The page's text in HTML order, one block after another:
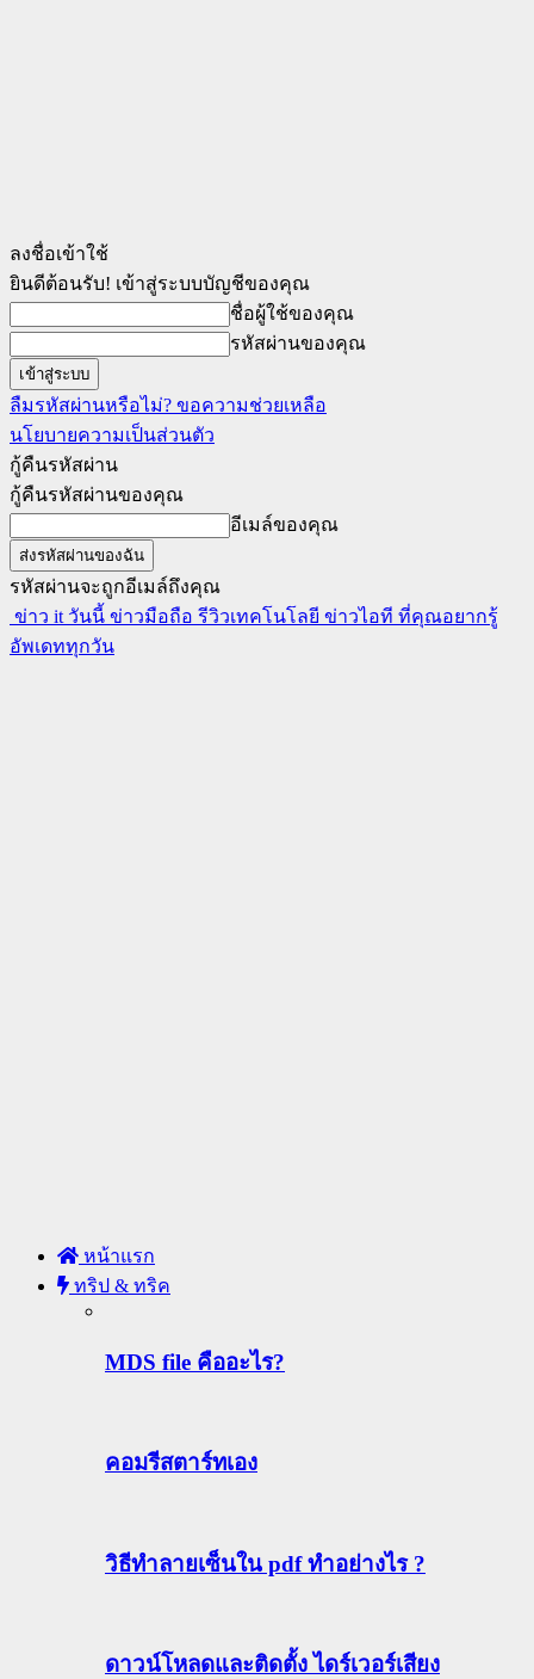
ลงชื่อเข้าใช้
ยินดีต้อนรับ! เข้าสู่ระบบบัญชีของคุณ
ชื่อผู้ใช้ของคุณ
รหัสผ่านของคุณ
ลืมรหัสผ่านหรือไม่? ขอความช่วยเหลือ
นโยบายความเป็นส่วนตัว
กู้คืนรหัสผ่าน
กู้คืนรหัสผ่านของคุณ
อีเมล์ของคุณ
รหัสผ่านจะถูกอีเมล์ถึงคุณ
ข่าว it วันนี้ ข่าวมือถือ รีวิวเทคโนโลยี ข่าวไอที ที่คุณอยากรู้
อัพเดททุกวัน
หน้าแรก
ทริป & ทริค
MDS file คืออะไร?
คอมรีสตาร์ทเอง
วิธีทําลายเซ็นใน pdf ทำอย่างไร ?
ดาวน์โหลดและติดตั้ง ไดร์เวอร์เสียง